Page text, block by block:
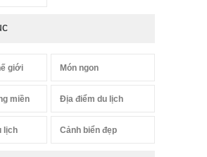
giới Món ngon
miền Địa điểm du lịch
lịch Cảnh biển đẹp